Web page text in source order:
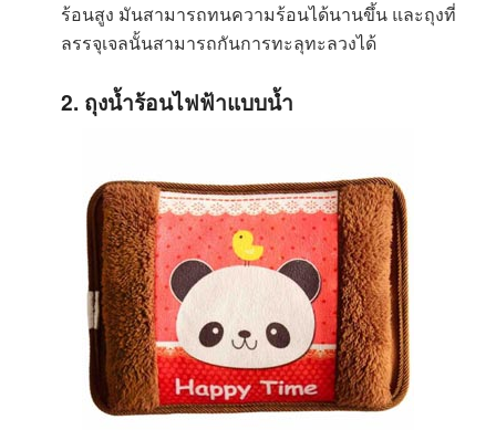
ร้อนสูง มันสามารถทนความร้อนได้นานขึ้น และถุงที่
ลรรจุเจลนั้นสามารถกันการทะลุทะลวงได้
2. ถุงน้ำร้อนไฟฟ้าแบบน้ำ